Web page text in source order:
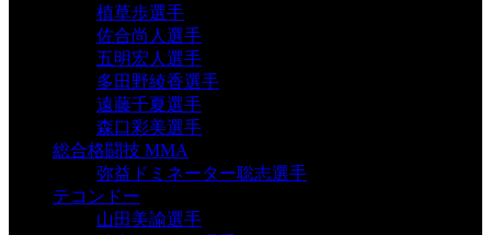
植草歩選手
佐合尚人選手
五明宏人選手
多田野綾香選手
遠藤千夏選手
森口彩美選手
総合格闘技 MMA
弥益ドミネーター聡志選手
テコンドー
山田美諭選手